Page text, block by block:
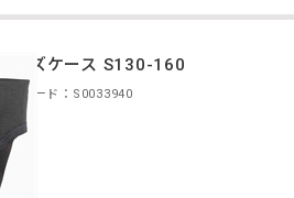
レンズケース S130-160
商品コード：S0033940